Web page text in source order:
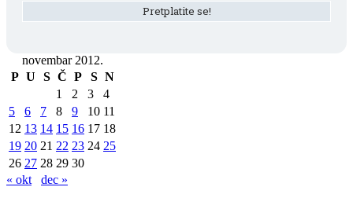
novembar 2012.
P U S Č P S N
1
2 3
4
5
6 7 8 9 10 11
12 13 14 15 16 17 18
19 20 21 22 23 24 25
26 27 28 29 30
« okt
dec »